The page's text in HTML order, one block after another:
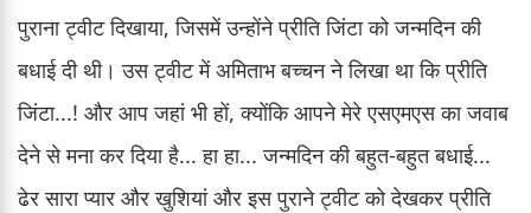
पुराना ट्वीट दिखाया, जिसमें उन्होंने प्रीति जिंटा को जन्मदिन की
बधाई दी थी। उस ट्वीट में अमिताभ बच्चन ने लिखा था कि प्रीति
जिंटा...! और आप जहां भी हों, क्योंकि आपने मेरे एसएमएस का जवाब
देने से मना कर दिया है... हा हा... जन्मदिन की बहुत-बहुत बधाई...
ढेर सारा प्यार और खुशियां और इस पुराने ट्वीट को देखकर प्रीति